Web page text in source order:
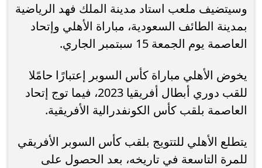
وسيتضيف ملعب استاد مدينة الملك فهد الرياضية
بمدينة الطائف السعودية، مباراة الأهلي وإتحاد
العاصمة يوم الجمعة 15 سبتمبر الجاري.
يخوض الأهلي مباراة كأس السوبر إعتبارًا حامًلا
للقب دوري أبطال أفريقيا 2023، فيما توج إتحاد
العاصمة بلقب كأس الكونفدرالية الأفريقية.
يتطلع الأهلي للتتويج بلقب كأس السوبر الأفريقي
للمرة التاسعة في تاريخه، بعد الحصول على